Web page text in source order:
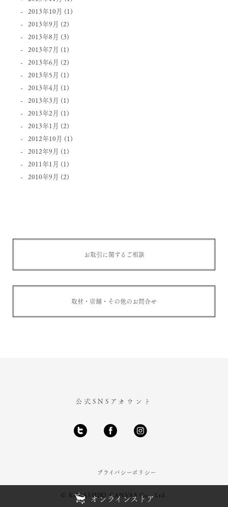
2013年10月 (1)
2013年9月 (2)
2013年8月 (3)
2013年7月 (1)
2013年6月 (2)
2013年5月 (1)
2013年4月 (1)
2013年3月 (1)
2013年2月 (1)
2013年1月 (2)
2012年10月 (1)
2012年9月 (1)
2011年1月 (1)
2010年9月 (2)
オンラインストア
お取引に関するご相談
取材・店舗・その他のお問合せ
公式SNSアカウント
プライバシーポリシー
© KURASHIKI CANVAS Co., Ltd.